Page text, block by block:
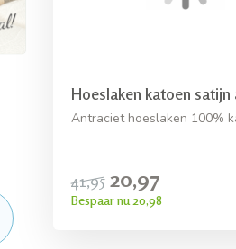
Hoeslaken katoen
Antraciet hoeslaken 100%
41,95 20,97
Bespaar nu 20,98